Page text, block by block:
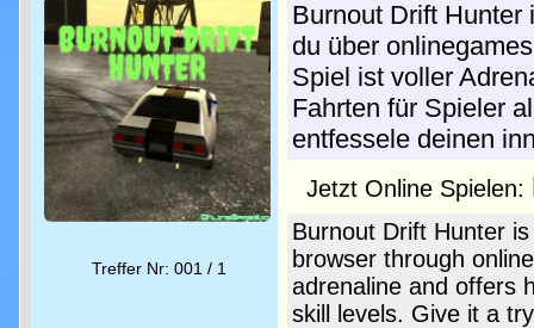
Treffer Nr: 001 / 1
Burnout Drift Hunter
du über
Spiel ist voller
Fahrten für Spieler
entfessele deinen
Jetzt Online Spielen:
Burnout Drift Hunter
browser through
adrenaline and offers
skill levels. Give it a